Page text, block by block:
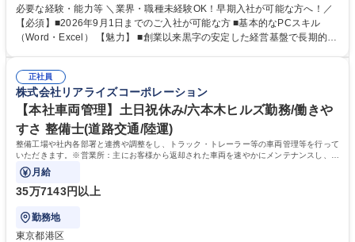
方にお勧めの環境です！ 入社後はOJTを通じて丁寧に研修を行いますの
で、事務未経験の方でも安心して臨むことができます。 【業務詳細】■電
話・来客対応 ■物件の鍵や社内の備品管理 ■データ入力や書類作成 ■契約
必要な経験・能力等 ＼業界・職種未経験OK！早期入社が可能な方へ！／
【必須】■2026年9月1日までのご入社が可能な方 ■基本的なPCスキル
（Word・Excel） 【魅力】 ■創業以来黒字の安定した経営基盤で長期的に
のOJTで業務を習得可能、未経験でもしっかりサポート 学歴・資格 学
歴：大学院 大学 高専 短大 語学力： 資格：
正社員
株式会社リアライズコーポレーション
【本社車両管理】土日祝休み/六本木ヒルズ勤務/働きや
すさ 整備士(道路交通/陸運)
整備工場や社内各部署と連携や調整をし、トラック・トレーラー等の車両管理等を行って
いただきます。※営業所：主にお客様から返却された車両を速やかにメンテナンスし、次
のお客様にお貸し出しするための拠点
月給
35万7143円以上
勤務地
東京都港区